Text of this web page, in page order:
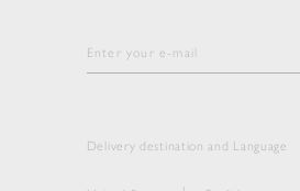
Delivery destination and Language